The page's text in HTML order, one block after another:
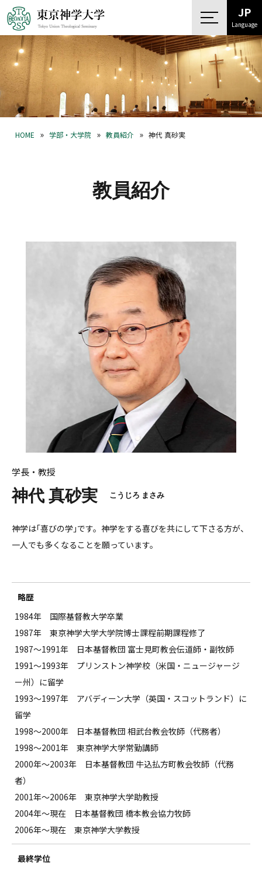
JP
Language
HOME » 学部・大学院 » 教員紹介 » 神代 真砂実
教員紹介
学長・教授
神代 真砂実 こうじろ まさみ
神学は｢喜びの学｣です。神学をする喜びを共にして下さる方が、
一人でも多くなることを願っています。
略歴
1984年 国際基督教大学卒業
1987年 東京神学大学大学院博士課程前期課程修了
1987～1991年 日本基督教団 富士見町教会伝道師・副牧師
1991～1993年 プリンストン神学校（米国・ニュージャージ
ー州）に留学
1993～1997年 アバディーン大学（英国・スコットランド）に
留学
1998～2000年 日本基督教団 相武台教会牧師（代務者）
1998～2001年 東京神学大学常勤講師
2000年～2003年 日本基督教団 牛込払方町教会牧師（代務
者）
2001年～2006年 東京神学大学助教授
2004年～現在 日本基督教団 橋本教会協力牧師
2006年～現在 東京神学大学教授
最終学位